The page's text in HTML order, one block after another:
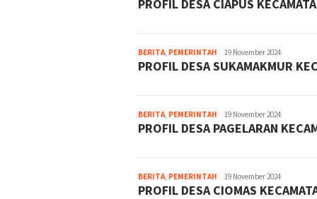
PROFIL DESA CIAPUS
BERITA, PEMERINTAH Admin
19 November 2024
PROFIL DESA SUKAMAKMUR
BERITA, PEMERINTAH Admin
19 November 2024
PROFIL DESA PAGELARAN
BERITA, PEMERINTAH Admin
19 November 2024
PROFIL DESA CIOMAS